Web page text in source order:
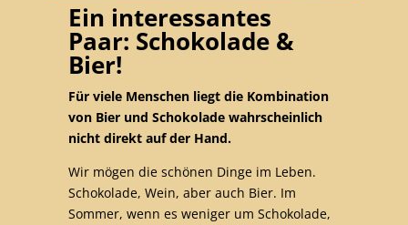
Ein interessantes
Paar: Schokolade &
Bier!
Für viele Menschen liegt die Kombination
von Bier und Schokolade wahrscheinlich
nicht direkt auf der Hand.
Wir mögen die schönen Dinge im Leben.
Schokolade, Wein, aber auch Bier. Im
Sommer, wenn es weniger um Schokolade,